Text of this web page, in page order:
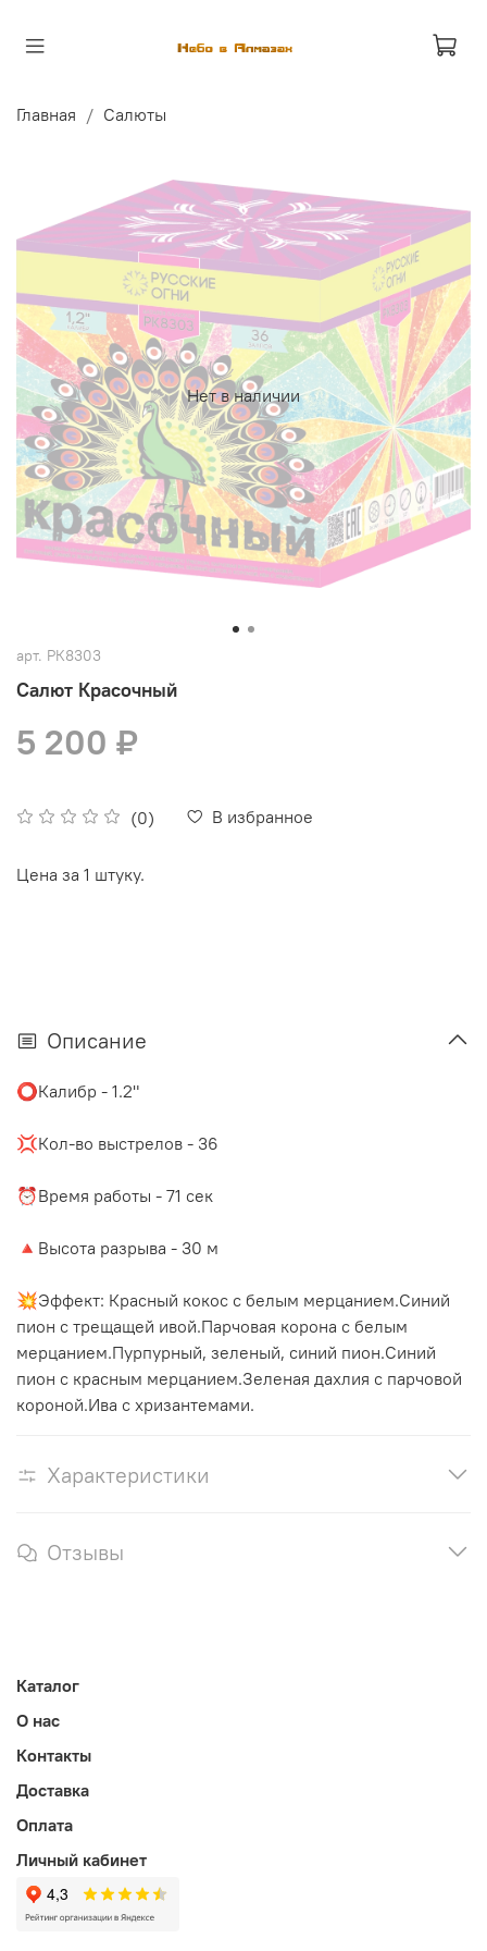
Главная Салюты
Нет в наличии
арт. РК8303
Салют Красочный
(0) В избранное
5 200 ₽
Цена за 1 штуку.
Описание
⭕️Калибр - 1.2"
💢Кол-во выстрелов - 36
⏰Время работы - 71 сек
🔺Высота разрыва - 30 м
💥Эффект: Красный кокос с белым мерцанием.Синий
пион с трещащей ивой.Парчовая корона с белым
мерцанием.Пурпурный, зеленый, синий пион.Синий
пион с красным мерцанием.Зеленая дахлия с парчовой
короной.Ива с хризантемами.
Характеристики
Отзывы
Каталог
О нас
Контакты
Доставка
Оплата
Личный кабинет